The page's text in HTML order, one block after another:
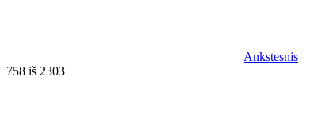
Ankstesnis
758 iš 2303